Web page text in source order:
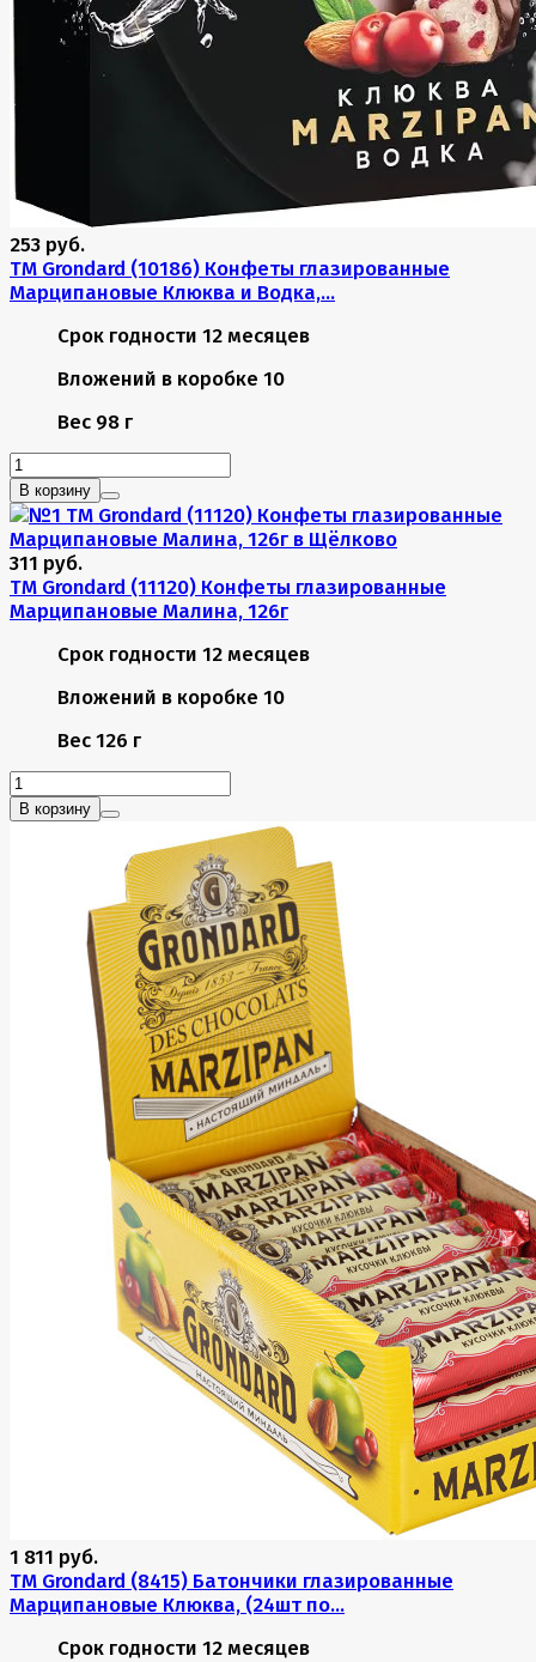
253 руб.
TM Grondard (10186) Конфеты глазированные
Марципановые Клюква и Водка,...
Срок годности 12 месяцев
Вложений в коробке 10
Вес 98 г
В корзину
311 руб.
TM Grondard (11120) Конфеты глазированные
Марципановые Малина, 126г
Срок годности 12 месяцев
Вложений в коробке 10
Вес 126 г
В корзину
1 811 руб.
TM Grondard (8415) Батончики глазированные
Марципановые Клюква, (24шт по...
Срок годности 12 месяцев